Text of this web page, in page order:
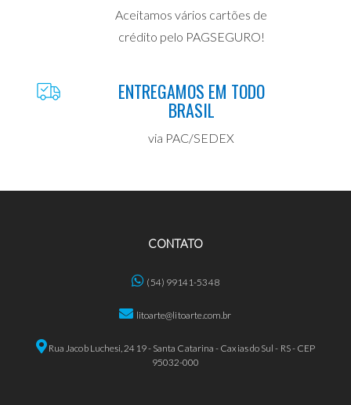
Aceitamos vários cartões de
crédito pelo PAGSEGURO!
ENTREGAMOS EM TODO
BRASIL
via PAC/SEDEX
CONTATO
(54) 99141-5348
litoarte@litoarte.com.br
Rua Jacob Luchesi, 2419 - Santa Catarina - Caxias do Sul - RS - CEP
95032-000